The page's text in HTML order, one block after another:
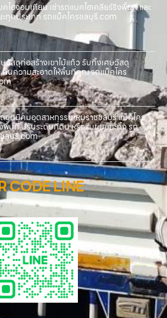
คโฮจอมเทียน เช่ารถแบคโฮเคลียร์ริ่งพื้นที่ และ
ทุกประเภท รถแม็คโครชลบุรี.com
วัสดุก่อสร้างเขาไม้แก้ว รับทิ้งเศษวัสดุ
คืนความสะอาดให้พื้นที่คุณ รถแม็คโคร
ขุดนิคมอุตสาหกรรมเหมราชชลบุรี แม็คโคร
พื้นที่ ปรับระดับที่ดิน หรือรับขนขยะทิ้ง รถ
ลบุรี.com
CODE LINE